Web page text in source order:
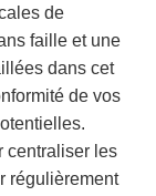
de
faille et une
dans cet
de vos
centraliser les
régulièrement